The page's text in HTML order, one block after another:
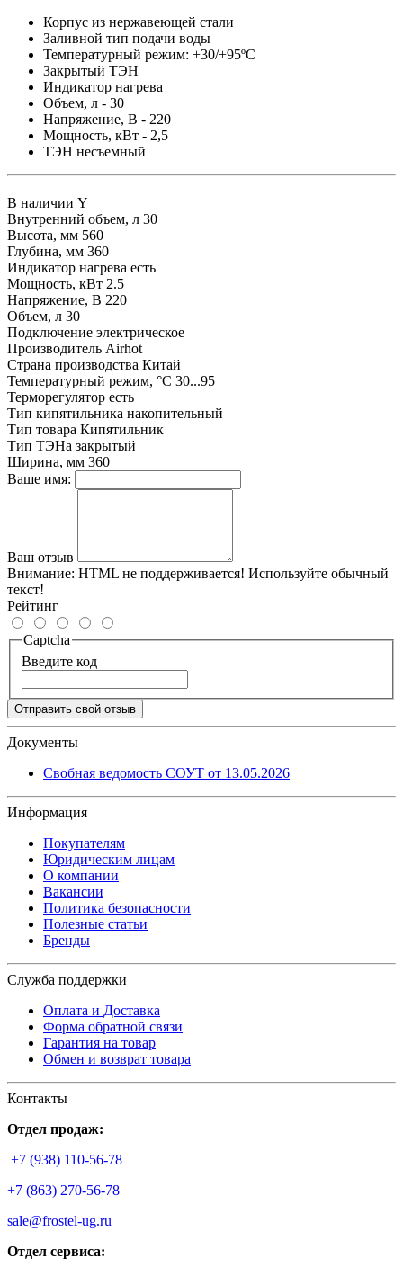
Корпус из нержавеющей стали
Заливной тип подачи воды
Температурный режим: +30/+95ºС
Закрытый ТЭН
Индикатор нагрева
Объем, л - 30
Напряжение, В - 220
Мощность, кВт - 2,5
ТЭН несъемный
В наличии Y
Внутренний объем, л 30
Высота, мм 560
Глубина, мм 360
Индикатор нагрева есть
Мощность, кВт 2.5
Напряжение, В 220
Объем, л 30
Подключение электрическое
Производитель Airhot
Страна производства Китай
Температурный режим, °С 30...95
Терморегулятор есть
Тип кипятильника накопительный
Тип товара Кипятильник
Тип ТЭНа закрытый
Ширина, мм 360
Ваше имя:
Ваш отзыв
Внимание: HTML не поддерживается! Используйте обычный
текст!
Рейтинг
Captcha
Введите код
Отправить свой отзыв
Документы
Свобная ведомость СОУТ от 13.05.2026
Информация
Покупателям
Юридическим лицам
О компании
Вакансии
Политика безопасности
Полезные статьи
Бренды
Служба поддержки
Оплата и Доставка
Форма обратной связи
Гарантия на товар
Обмен и возврат товара
Контакты
Отдел продаж:
+7 (938) 110-56-78
+7 (863) 270-56-78
sale@frostel-ug.ru
Отдел сервиса: